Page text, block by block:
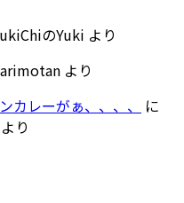
のYuki より
より
カレーがぁ、、、、
に
より